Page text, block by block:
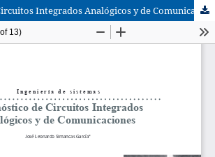
Diagnóstico de Circuitos Integrados Analógicos y de Comunicaciones